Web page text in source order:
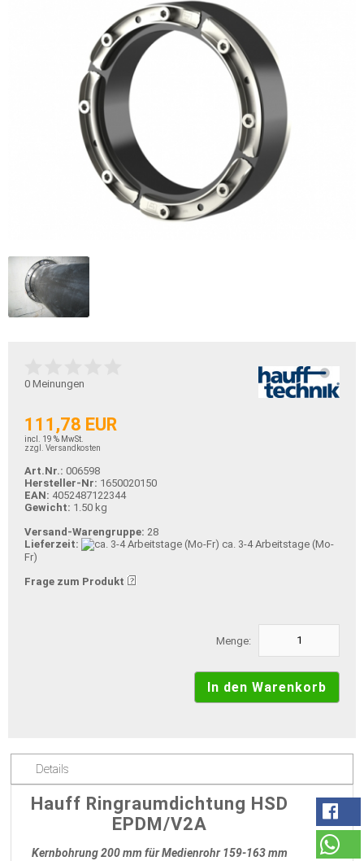
0 Meinungen
111,78 EUR
incl. 19 % MwSt.
zzgl. Versandkosten
Art.Nr.: 006598
Hersteller-Nr: 1650020150
EAN: 4052487122344
Gewicht: 1.50 kg
Versand-Warengruppe: 28
Lieferzeit:
ca. 3-4 Arbeitstage (Mo-
Fr)
Frage zum Produkt
Menge:
Details
Hauff Ringraumdichtung HSD
EPDM/V2A
Kernbohrung 200 mm für Medienrohr 159-163 mm